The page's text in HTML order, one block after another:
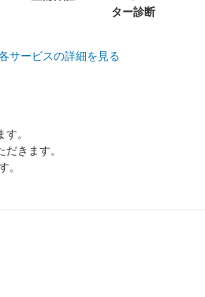
ター診断
サービスの詳細を見る
。
きます。
。